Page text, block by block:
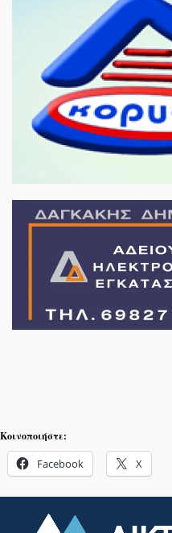
Κοινοποιήστε:
Facebook X